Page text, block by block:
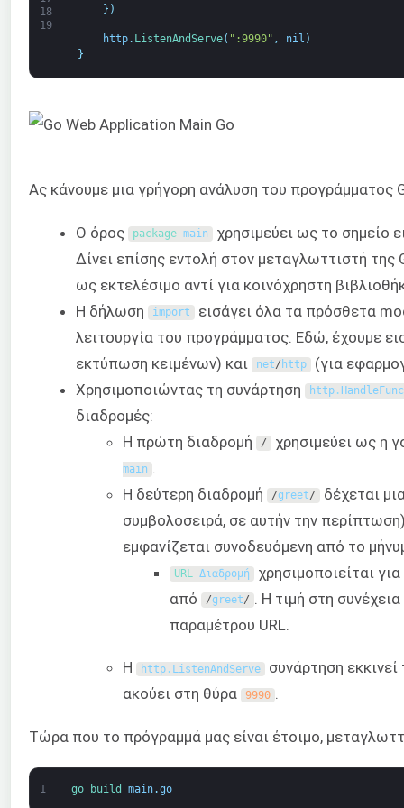
18
19
} )
http. ListenAndServe( ":9990" , nil )
}
Ας κάνουμε μια γρήγορη ανάλυση του προγράμματος
Ο όρος package main χρησιμεύει ως το σημείο
Δίνει επίσης εντολή στον μεταγλωττιστή της
ως εκτελέσιμο αντί για κοινόχρηστη
Η δήλωση
import εισάγει όλα τα πρόσθετα
λειτουργία του προγράμματος. Εδώ, έχουμε
εκτύπωση κειμένων) και
net/ http (για
Χρησιμοποιώντας τη συνάρτηση
http. HandleFunc
διαδρομές:
Η πρώτη διαδρομή
/ χρησιμεύει ως η
main .
Η δεύτερη διαδρομή
/greet/ δέχεται
συμβολοσειρά, σε αυτήν την
εμφανίζεται συνοδευόμενη από το
URL Διαδρομή χρησιμοποιείται
από
/greet/ . Η τιμή στη
παραμέτρου URL.
Η http. ListenAndServe συνάρτηση εκκινεί
ακούει στη θύρα
9990 .
Τώρα που το πρόγραμμά μας είναι έτοιμο,
1 go build main.go